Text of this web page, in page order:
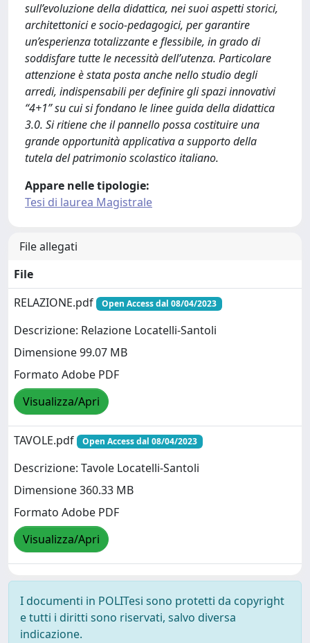
sull’evoluzione della didattica, nei suoi aspetti storici,
architettonici e socio-pedagogici, per garantire
un’esperienza totalizzante e flessibile, in grado di
soddisfare tutte le necessità dell’utenza. Particolare
attenzione è stata posta anche nello studio degli
arredi, indispensabili per definire gli spazi innovativi
“4+1” su cui si fondano le linee guida della didattica
3.0. Si ritiene che il pannello possa costituire una
grande opportunità applicativa a supporto della
tutela del patrimonio scolastico italiano.
Appare nelle tipologie:
Tesi di laurea Magistrale
File allegati
File
RELAZIONE.pdf
Open Access dal 08/04/2023
Descrizione: Relazione Locatelli-Santoli
Dimensione 99.07 MB
Formato Adobe PDF
Visualizza/Apri
TAVOLE.pdf Open Access dal 08/04/2023
Descrizione: Tavole Locatelli-Santoli
Dimensione 360.33 MB
Formato Adobe PDF
Visualizza/Apri
I documenti in POLITesi sono protetti da copyright
e tutti i diritti sono riservati, salvo diversa
indicazione.